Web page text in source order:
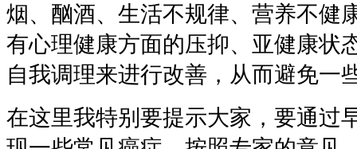
烟、酗酒、生活不规律、营养不健
有心理健康方面的压抑、亚健康状
自我调理来进行改善，从而避免一
在这里我特别要提示大家，要通过